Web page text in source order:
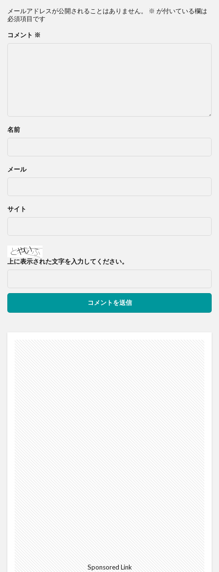
メールアドレスが公開されることはありません。 ※ が付いている欄は
必須項目です
コメント ※
名前
メール
サイト
上に表示された文字を入力してください。
Sponsored Link